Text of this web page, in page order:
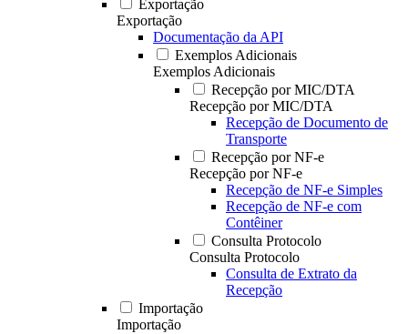
Exportação
Exportação
Documentação da API
Exemplos Adicionais
Exemplos Adicionais
Recepção por MIC/DTA
Recepção por MIC/DTA
Recepção de Documento de
Transporte
Recepção por NF-e
Recepção por NF-e
Recepção de NF-e Simples
Recepção de NF-e com
Contêiner
Consulta Protocolo
Consulta Protocolo
Consulta de Extrato da
Recepção
Importação
Importação